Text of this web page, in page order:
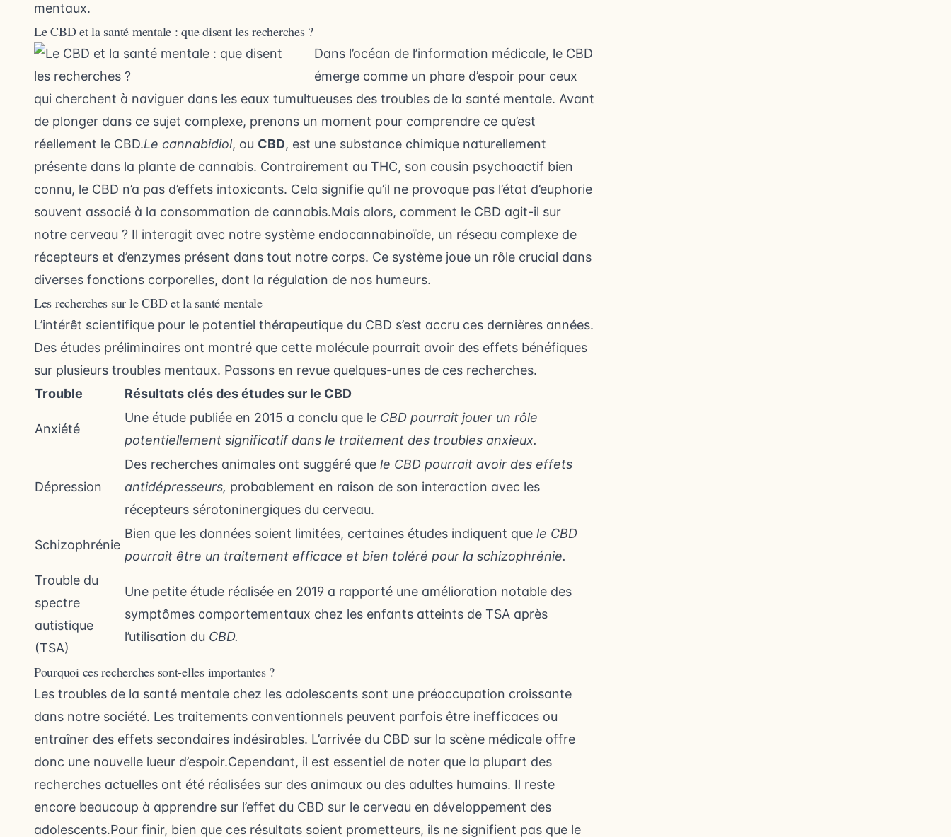
mentaux.
Le CBD et la santé mentale : que disent les recherches ?
Dans l’océan de l’information médicale, le CBD
émerge comme un phare d’espoir pour ceux
qui cherchent à naviguer dans les eaux tumultueuses des troubles de la santé mentale. Avant
de plonger dans ce sujet complexe, prenons un moment pour comprendre ce qu’est
réellement le CBD.Le cannabidiol, ou CBD, est une substance chimique naturellement
présente dans la plante de cannabis. Contrairement au THC, son cousin psychoactif bien
connu, le CBD n’a pas d’effets intoxicants. Cela signifie qu’il ne provoque pas l’état d’euphorie
souvent associé à la consommation de cannabis.Mais alors, comment le CBD agit-il sur
notre cerveau ? Il interagit avec notre système endocannabinoïde, un réseau complexe de
récepteurs et d’enzymes présent dans tout notre corps. Ce système joue un rôle crucial dans
diverses fonctions corporelles, dont la régulation de nos humeurs.
Les recherches sur le CBD et la santé mentale
L’intérêt scientifique pour le potentiel thérapeutique du CBD s’est accru ces dernières années.
Des études préliminaires ont montré que cette molécule pourrait avoir des effets bénéfiques
sur plusieurs troubles mentaux. Passons en revue quelques-unes de ces recherches.
Trouble
Résultats clés des études sur le CBD
Anxiété
Une étude publiée en 2015 a conclu que le CBD pourrait jouer un rôle
potentiellement significatif dans le traitement des troubles anxieux.
Dépression
Des recherches animales ont suggéré que le CBD pourrait avoir des effets
antidépresseurs, probablement en raison de son interaction avec les
récepteurs sérotoninergiques du cerveau.
Schizophrénie
Bien que les données soient limitées, certaines études indiquent que le CBD
pourrait être un traitement efficace et bien toléré pour la schizophrénie.
Trouble du
spectre
autistique
(TSA)
Une petite étude réalisée en 2019 a rapporté une amélioration notable des
symptômes comportementaux chez les enfants atteints de TSA après
l’utilisation du CBD.
Pourquoi ces recherches sont-elles importantes ?
Les troubles de la santé mentale chez les adolescents sont une préoccupation croissante
dans notre société. Les traitements conventionnels peuvent parfois être inefficaces ou
entraîner des effets secondaires indésirables. L’arrivée du CBD sur la scène médicale offre
donc une nouvelle lueur d’espoir.Cependant, il est essentiel de noter que la plupart des
recherches actuelles ont été réalisées sur des animaux ou des adultes humains. Il reste
encore beaucoup à apprendre sur l’effet du CBD sur le cerveau en développement des
adolescents.Pour finir, bien que ces résultats soient prometteurs, ils ne signifient pas que le